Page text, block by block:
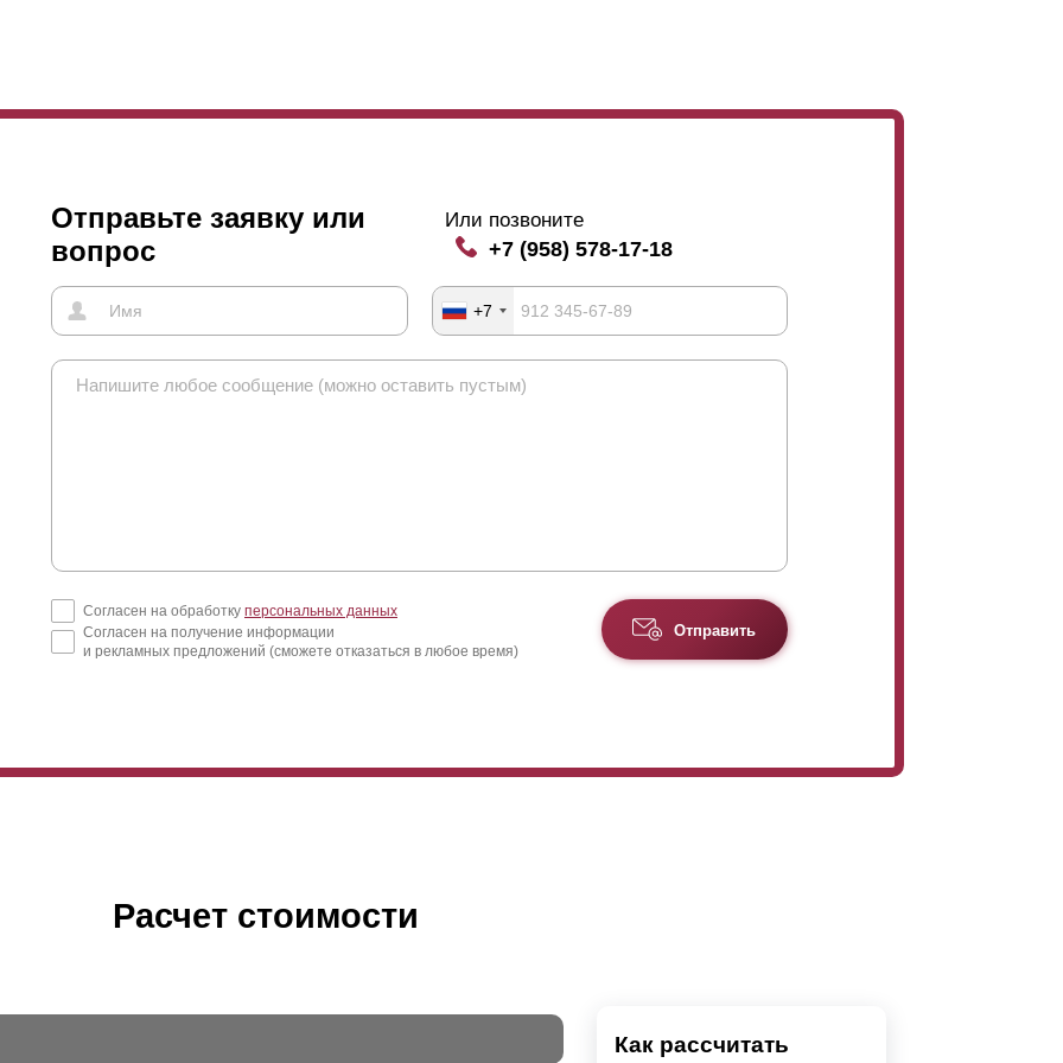
Отправьте заявку или
вопрос
Или позвоните
+7 (958) 578-17-18
+7
Согласен на обработку персональных данных
Согласен на получение информации
и рекламных предложений (сможете отказаться в любое время)
Отправить
Расчет стоимости
Как рассчитать